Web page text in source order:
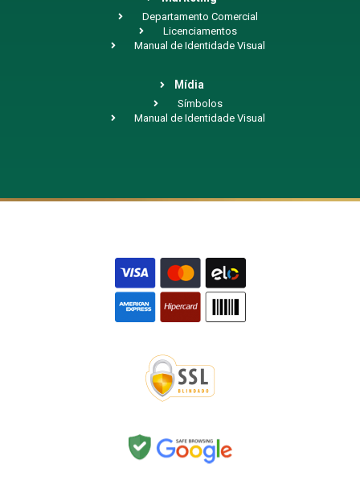
Departamento Comercial
Licenciamentos
Manual de Identidade Visual
Mídia
Símbolos
Manual de Identidade Visual